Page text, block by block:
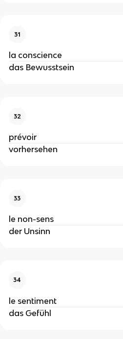
31
la conscience
das Bewusstsein
32
prévoir
vorhersehen
33
le non-sens
der Unsinn
34
le sentiment
das Gefühl